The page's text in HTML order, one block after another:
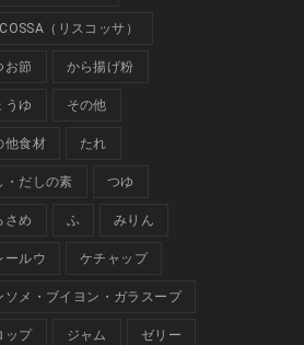
（リスコッサ）
お節 から揚げ粉
うゆ その他
他食材 たれ
・だしの素 つゆ
さめ ふ みりん
ールウ ケチャップ
ソメ・ブイヨン・ガラスープ
ップ ジャム ゼリー